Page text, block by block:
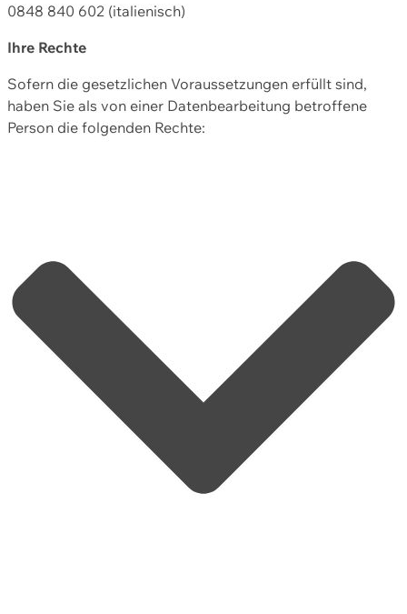
0848 840 602 (italienisch)
Ihre Rechte
Sofern die gesetzlichen Voraussetzungen erfüllt sind,
haben Sie als von einer Datenbearbeitung betroffene
Person die folgenden Rechte: